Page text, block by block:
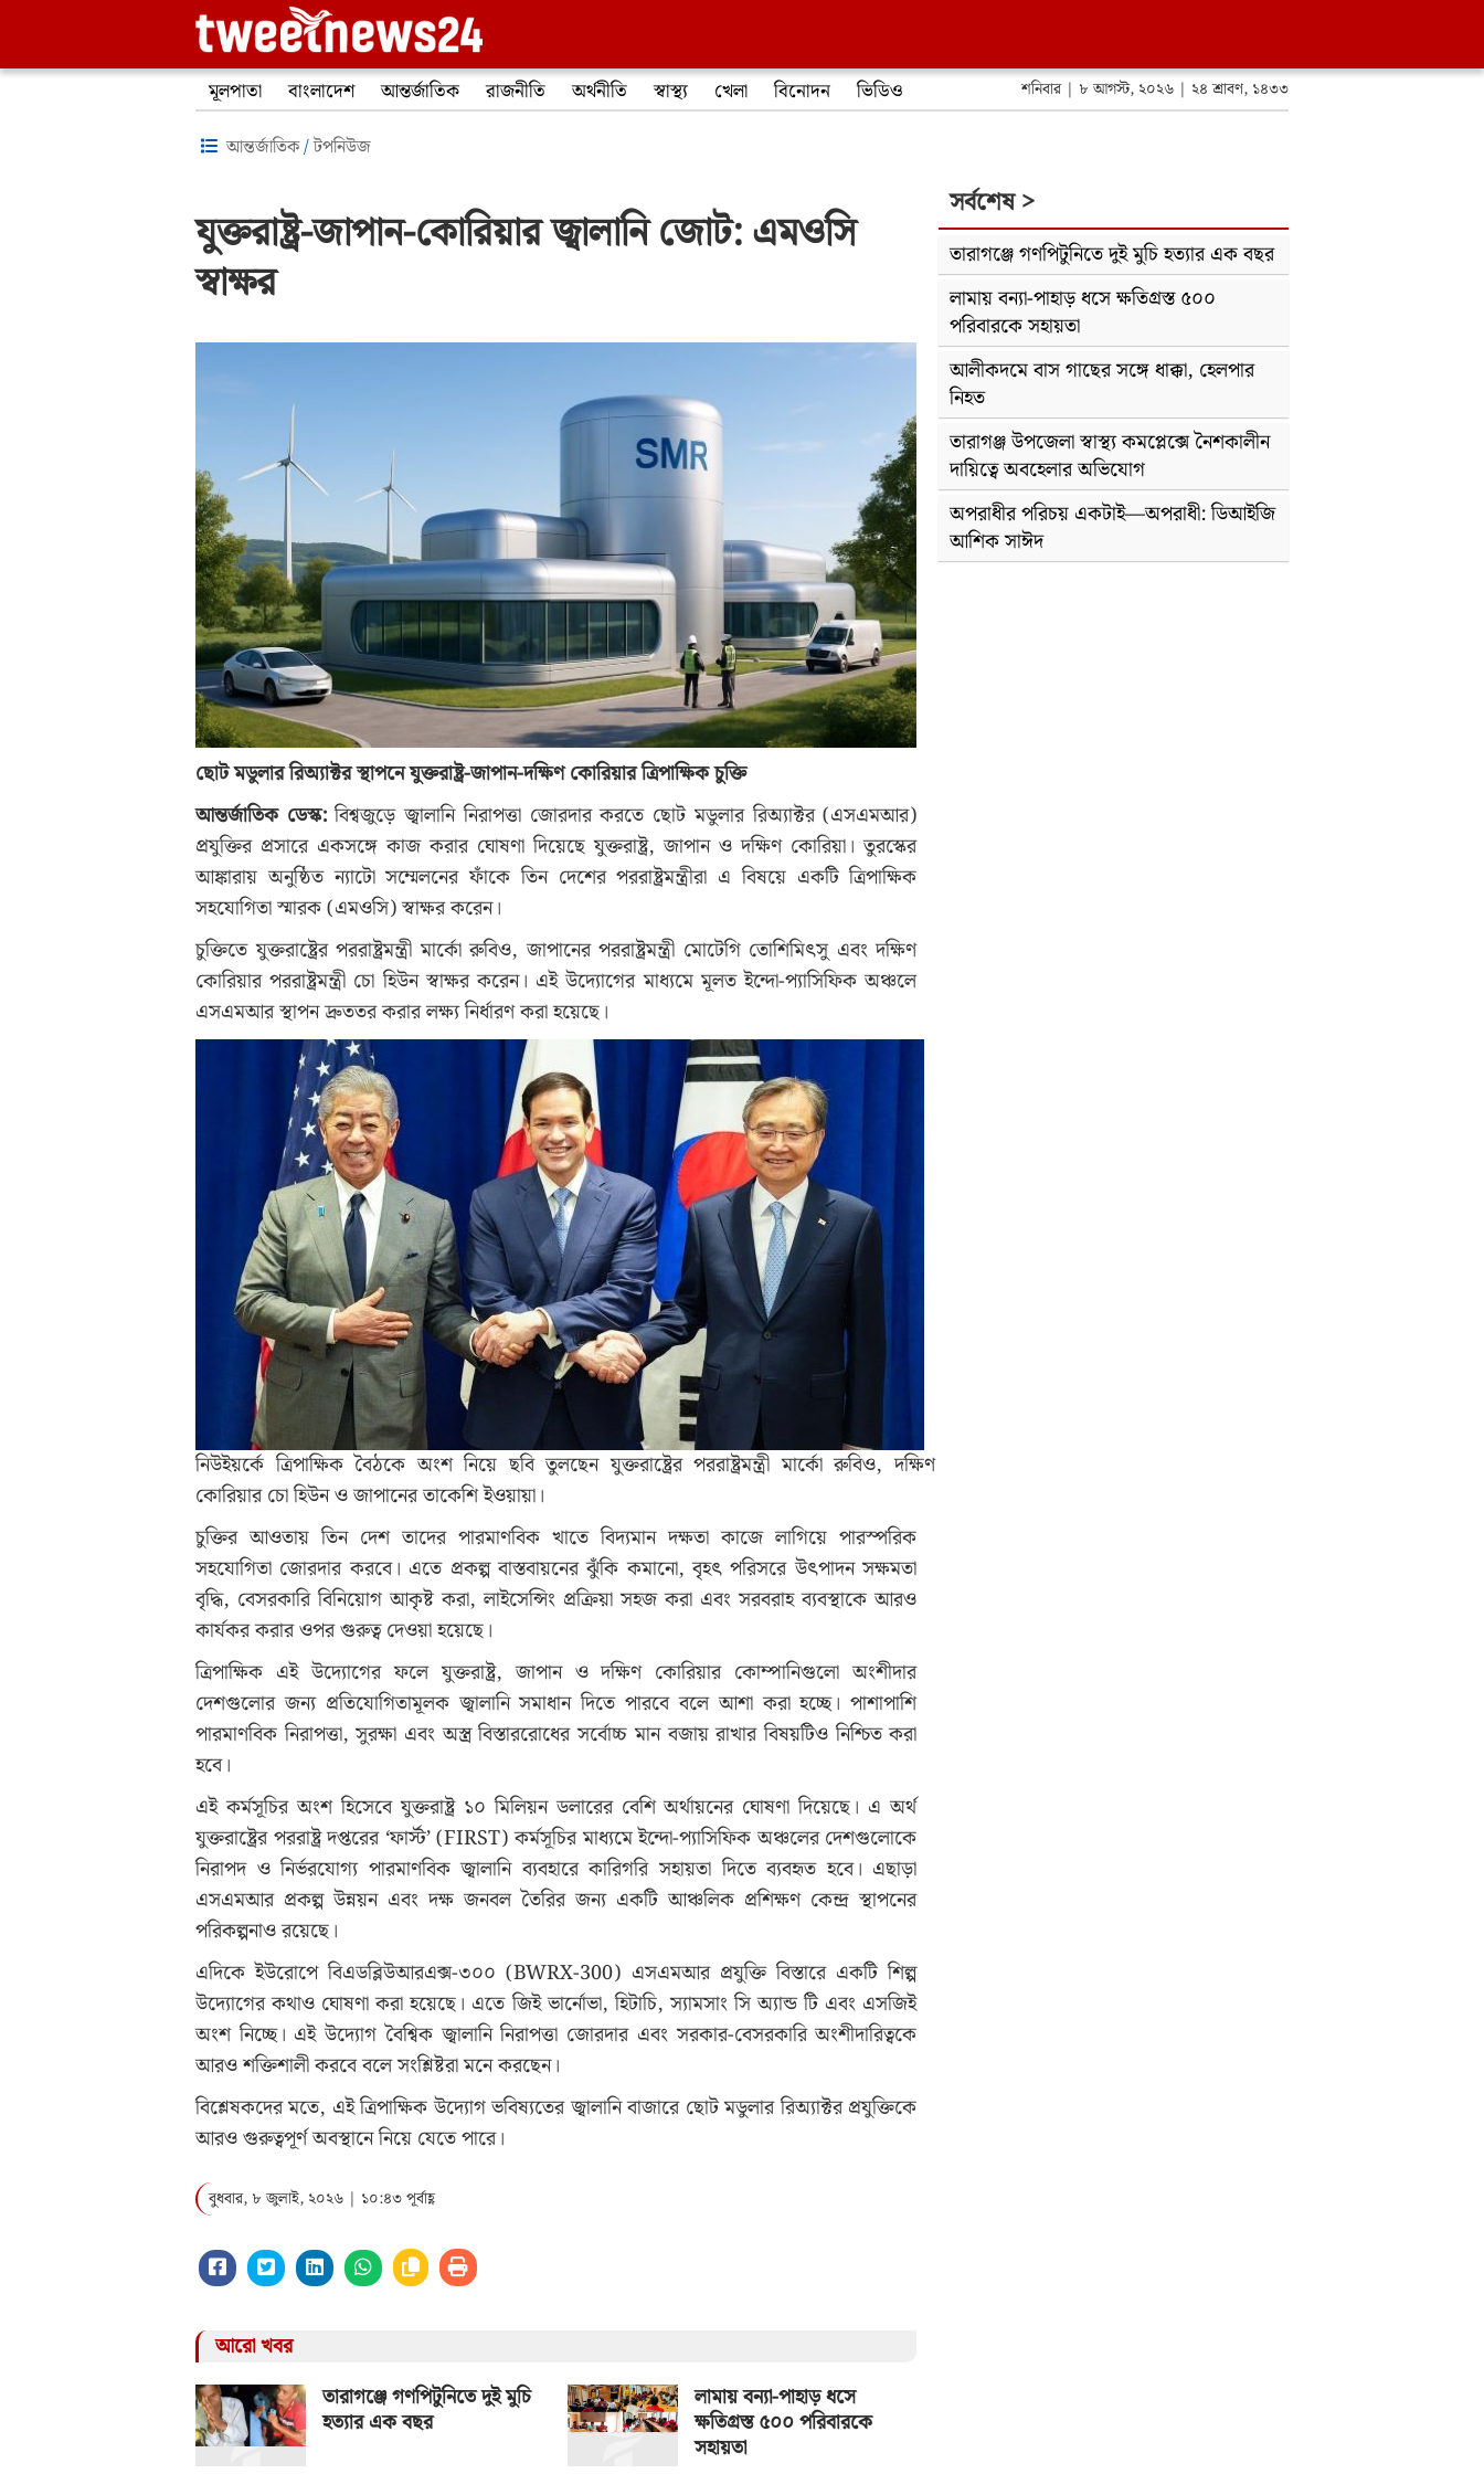
মূলপাতা বাংলাদেশ আন্তর্জাতিক রাজনীতি অর্থনীতি স্বাস্থ্য খেলা বিনোদন ভিডিও শনিবার | ৮ আগস্ট, ২০২৬ | ২৪ শ্রাবণ, ১৪৩৩
আন্তর্জাতিক/টপনিউজ
যুক্তরাষ্ট্র-জাপান-কোরিয়ার জ্বালানি জোট: এমওসি
স্বাক্ষর
ছোট মডুলার রিঅ্যাক্টর স্থাপনে যুক্তরাষ্ট্র-জাপান-দক্ষিণ কোরিয়ার ত্রিপাক্ষিক চুক্তি
আন্তর্জাতিক ডেস্ক:বিশ্বজুড়ে জ্বালানি নিরাপত্তা জোরদার করতে ছোট মডুলার রিঅ্যাক্টর (এসএমআর)
প্রযুক্তির প্রসারে একসঙ্গে কাজ করার ঘোষণা দিয়েছে যুক্তরাষ্ট্র, জাপান ও দক্ষিণ কোরিয়া। তুরস্কের
আঙ্কারায় অনুষ্ঠিত ন্যাটো সম্মেলনের ফাঁকে তিন দেশের পররাষ্ট্রমন্ত্রীরা এ বিষয়ে একটি ত্রিপাক্ষিক
সহযোগিতা স্মারক (এমওসি) স্বাক্ষর করেন।
চুক্তিতে যুক্তরাষ্ট্রের পররাষ্ট্রমন্ত্রী মার্কো রুবিও, জাপানের পররাষ্ট্রমন্ত্রী মোটেগি তোশিমিৎসু এবং দক্ষিণ
কোরিয়ার পররাষ্ট্রমন্ত্রী চো হিউন স্বাক্ষর করেন। এই উদ্যোগের মাধ্যমে মূলত ইন্দো-প্যাসিফিক অঞ্চলে
এসএমআর স্থাপন দ্রুততর করার লক্ষ্য নির্ধারণ করা হয়েছে।
নিউইয়র্কে ত্রিপাক্ষিক বৈঠকে অংশ নিয়ে ছবি তুলছেন যুক্তরাষ্ট্রের পররাষ্ট্রমন্ত্রী মার্কো রুবিও, দক্ষিণ
কোরিয়ার চো হিউন ও জাপানের তাকেশি ইওয়ায়া।
চুক্তির আওতায় তিন দেশ তাদের পারমাণবিক খাতে বিদ্যমান দক্ষতা কাজে লাগিয়ে পারস্পরিক
সহযোগিতা জোরদার করবে। এতে প্রকল্প বাস্তবায়নের ঝুঁকি কমানো, বৃহৎ পরিসরে উৎপাদন সক্ষমতা
বৃদ্ধি, বেসরকারি বিনিয়োগ আকৃষ্ট করা, লাইসেন্সিং প্রক্রিয়া সহজ করা এবং সরবরাহ ব্যবস্থাকে আরও
কার্যকর করার ওপর গুরুত্ব দেওয়া হয়েছে।
ত্রিপাক্ষিক এই উদ্যোগের ফলে যুক্তরাষ্ট্র, জাপান ও দক্ষিণ কোরিয়ার কোম্পানিগুলো অংশীদার
দেশগুলোর জন্য প্রতিযোগিতামূলক জ্বালানি সমাধান দিতে পারবে বলে আশা করা হচ্ছে। পাশাপাশি
পারমাণবিক নিরাপত্তা, সুরক্ষা এবং অস্ত্র বিস্তাররোধের সর্বোচ্চ মান বজায় রাখার বিষয়টিও নিশ্চিত করা
হবে।
এই কর্মসূচির অংশ হিসেবে যুক্তরাষ্ট্র ১০ মিলিয়ন ডলারের বেশি অর্থায়নের ঘোষণা দিয়েছে। এ অর্থ
যুক্তরাষ্ট্রের পররাষ্ট্র দপ্তরের ‘ফার্স্ট’ (FIRST) কর্মসূচির মাধ্যমে ইন্দো-প্যাসিফিক অঞ্চলের দেশগুলোকে
নিরাপদ ও নির্ভরযোগ্য পারমাণবিক জ্বালানি ব্যবহারে কারিগরি সহায়তা দিতে ব্যবহৃত হবে। এছাড়া
এসএমআর প্রকল্প উন্নয়ন এবং দক্ষ জনবল তৈরির জন্য একটি আঞ্চলিক প্রশিক্ষণ কেন্দ্র স্থাপনের
পরিকল্পনাও রয়েছে।
এদিকে ইউরোপে বিএডব্লিউআরএক্স-৩০০ (BWRX-300) এসএমআর প্রযুক্তি বিস্তারে একটি শিল্প
উদ্যোগের কথাও ঘোষণা করা হয়েছে। এতে জিই ভার্নোভা, হিটাচি, স্যামসাং সি অ্যান্ড টি এবং এসজিই
অংশ নিচ্ছে। এই উদ্যোগ বৈশ্বিক জ্বালানি নিরাপত্তা জোরদার এবং সরকার-বেসরকারি অংশীদারিত্বকে
আরও শক্তিশালী করবে বলে সংশ্লিষ্টরা মনে করছেন।
বিশ্লেষকদের মতে, এই ত্রিপাক্ষিক উদ্যোগ ভবিষ্যতের জ্বালানি বাজারে ছোট মডুলার রিঅ্যাক্টর প্রযুক্তিকে
আরও গুরুত্বপূর্ণ অবস্থানে নিয়ে যেতে পারে।
বুধবার, ৮ জুলাই, ২০২৬ | ১০:৪৩ পূর্বাহ্ণ
আরো খবর
তারাগঞ্জে গণপিটুনিতে দুই মুচি
হত্যার এক বছর
লামায় বন্যা-পাহাড় ধসে
ক্ষতিগ্রস্ত ৫০০ পরিবারকে
সহায়তা
সর্বশেষ >
তারাগঞ্জে গণপিটুনিতে দুই মুচি হত্যার এক বছর
লামায় বন্যা-পাহাড় ধসে ক্ষতিগ্রস্ত ৫০০
পরিবারকে সহায়তা
আলীকদমে বাস গাছের সঙ্গে ধাক্কা, হেলপার
নিহত
তারাগঞ্জ উপজেলা স্বাস্থ্য কমপ্লেক্সে নৈশকালীন
দায়িত্বে অবহেলার অভিযোগ
অপরাধীর পরিচয় একটাই—অপরাধী: ডিআইজি
আশিক সাঈদ